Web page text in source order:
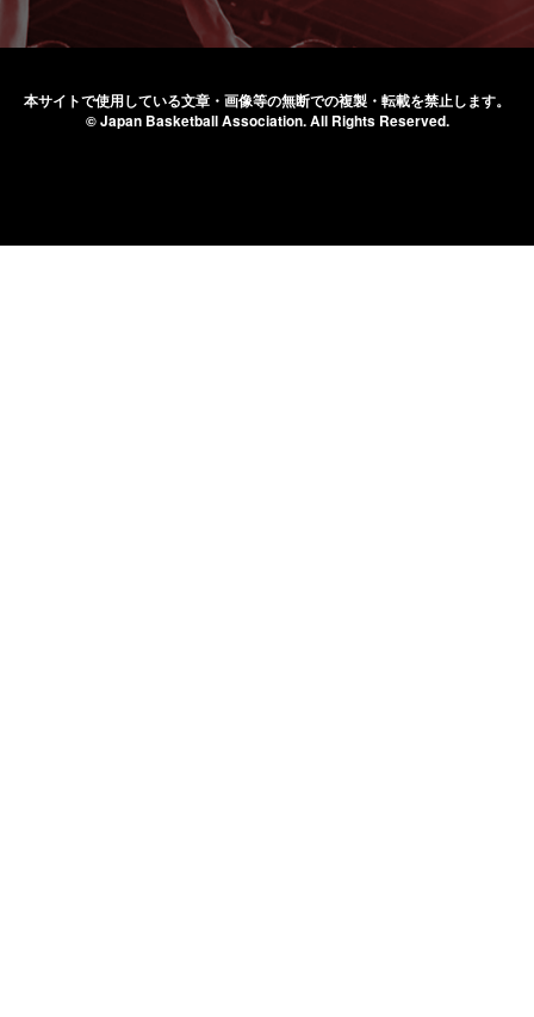
本サイトで使用している文章・画像等の無断での複製・転載を禁止します。
© Japan Basketball Association.All Rights Reserved.